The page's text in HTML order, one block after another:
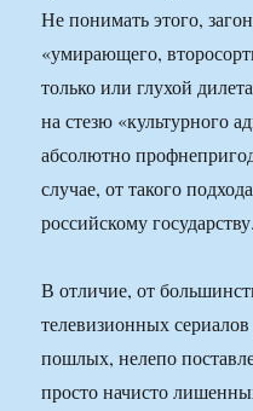
Не понимать этого,
«умирающего,
только или глухой
на стезю «культурного
абсолютно
случае, от такого
российскому государству.
В отличие, от
телевизионных
пошлых, нелепо
просто начисто